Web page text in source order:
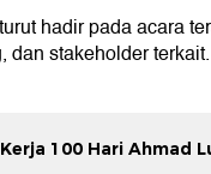
hadir pada acara
dan stakeholder terkait.
100 Hari Ahmad